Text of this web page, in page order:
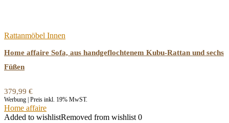
Rattanmöbel Innen
Home affaire Sofa, aus handgeflochtenem Kubu-Rattan und sechs
Füßen
379,99 €
Werbung | Preis inkl. 19% MwST.
Home affaire
Added to wishlistRemoved from wishlist 0